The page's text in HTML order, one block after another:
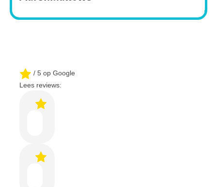
/ 5 op Google
Lees reviews: